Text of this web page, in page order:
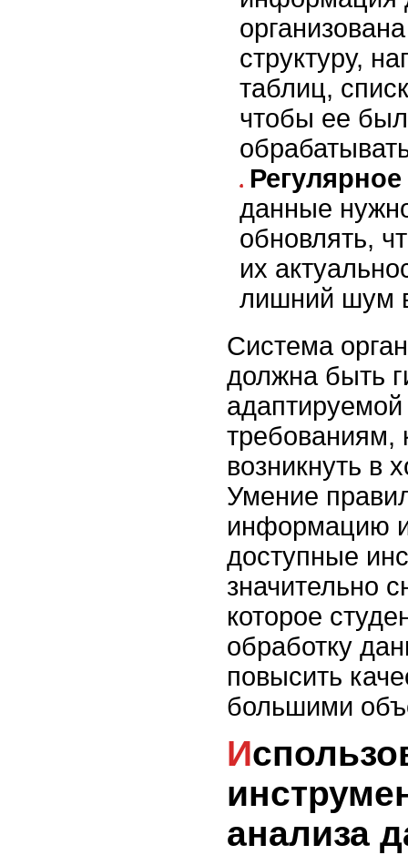
структуру,
таблиц,
чтобы ее
данные
обновлять,
их
лишний шум
Система
должна быть
требованиям,
возникнуть в
Умение
информацию и
доступные
значительно
которое
обработку
повысить
большими
Использование
анализа